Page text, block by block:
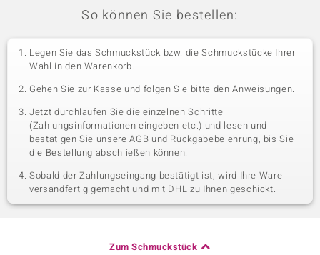
So können Sie bestellen:
Legen Sie das Schmuckstück bzw. die Schmuckstücke Ihrer
Wahl in den Warenkorb.
Gehen Sie zur Kasse und folgen Sie bitte den Anweisungen.
Jetzt durchlaufen Sie die einzelnen Schritte
(Zahlungsinformationen eingeben etc.) und lesen und
bestätigen Sie unsere AGB und Rückgabebelehrung, bis Sie
die Bestellung abschließen können.
Sobald der Zahlungseingang bestätigt ist, wird Ihre Ware
versandfertig gemacht und mit DHL zu Ihnen geschickt.
Zum Schmuckstück